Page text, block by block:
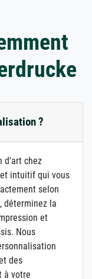
?
d'art chez
intuitif qui vous
selon
déterminez la
et
Nous
des
à votre